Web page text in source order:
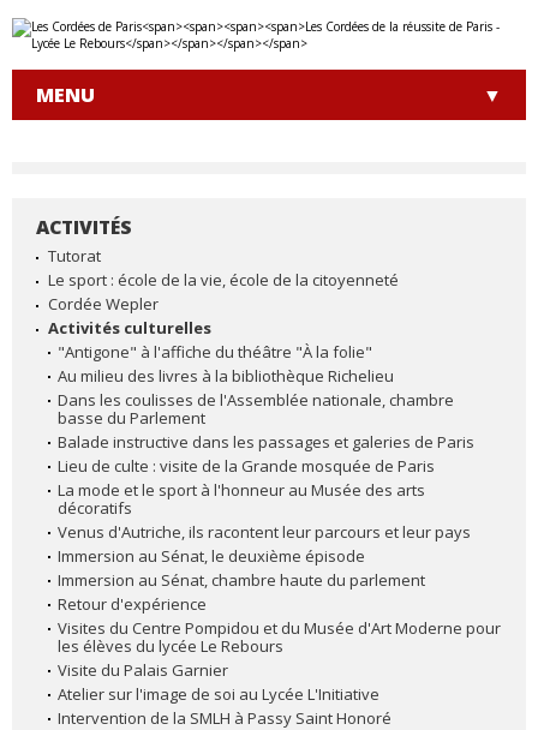
Aller
au
Outils
personnels
MENU
NAVIGATION
ACTIVITÉS
Tutorat
Le sport : école de la vie, école de la citoyenneté
Cordée Wepler
Activités culturelles
"Antigone" à l'affiche du théâtre "À la folie"
Au milieu des livres à la bibliothèque Richelieu
Dans les coulisses de l'Assemblée nationale, chambre
basse du Parlement
Balade instructive dans les passages et galeries de Paris
Lieu de culte : visite de la Grande mosquée de Paris
La mode et le sport à l'honneur au Musée des arts
décoratifs
Venus d'Autriche, ils racontent leur parcours et leur pays
Immersion au Sénat, le deuxième épisode
Immersion au Sénat, chambre haute du parlement
Retour d'expérience
Visites du Centre Pompidou et du Musée d'Art Moderne pour
les élèves du lycée Le Rebours
Visite du Palais Garnier
Atelier sur l'image de soi au Lycée L'Initiative
Intervention de la SMLH à Passy Saint Honoré